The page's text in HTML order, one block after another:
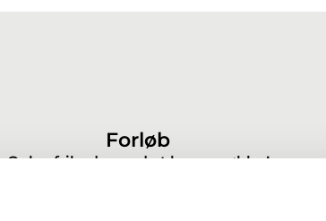
Forløb
Oplev friheden ved at lease møbler!
information om din bolig. Herefter